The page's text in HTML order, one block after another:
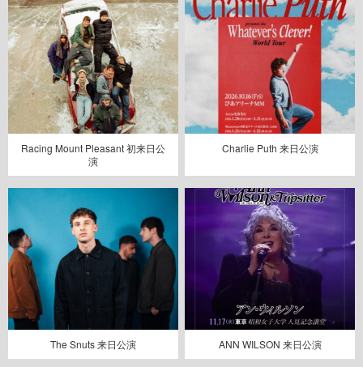
Racing Mount Pleasant 初来日公
演
Charlie Puth 来日公演
The Snuts 来日公演 ANN WILSON 来日公演